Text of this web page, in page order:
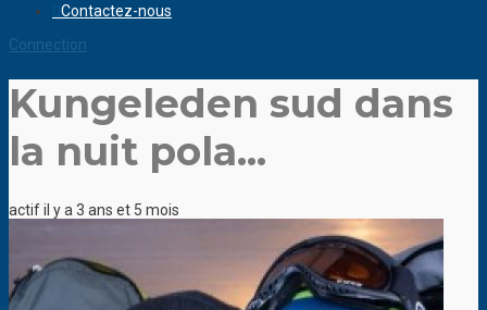
Contactez-nous
Connection
Kungeleden sud dans
la nuit pola...
actif il y a 3 ans et 5 mois